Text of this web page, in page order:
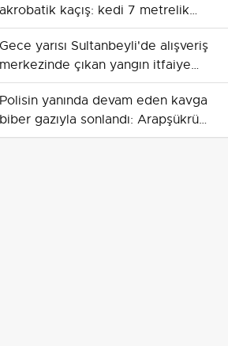
akrobatik kaçış: kedi 7 metrelik
boşluktan çıktı
Gece yarısı Sultanbeyli'de alışveriş
merkezinde çıkan yangın itfaiye
müdahalesiyle söndürüldü
Polisin yanında devam eden kavga
biber gazıyla sonlandı: Arapşükrü
Sokağı'nda arbede